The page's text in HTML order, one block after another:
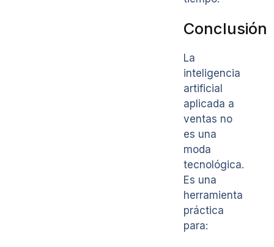
Conclusión
La
inteligencia
artificial
aplicada a
ventas no
es una
moda
tecnológica.
Es una
herramienta
práctica
para: